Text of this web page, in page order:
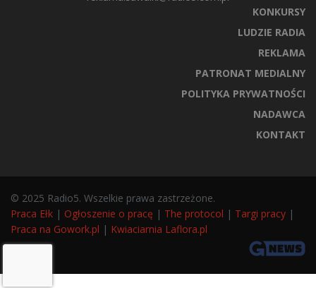
KONKURSY
LUDZIE RADIA
REKLAMA
PATRONAT MEDIALNY
POLITYKA PRYWATNOŚCI
NADAWCA
KONTAKT
© 2025 Radio5. Wszelkie prawa zastrzeżone.
Praca Ełk | Ogłoszenie o pracę | The protocol | Targi pracy |
Praca na Gowork.pl | Kwiaciarnia Laflora.pl